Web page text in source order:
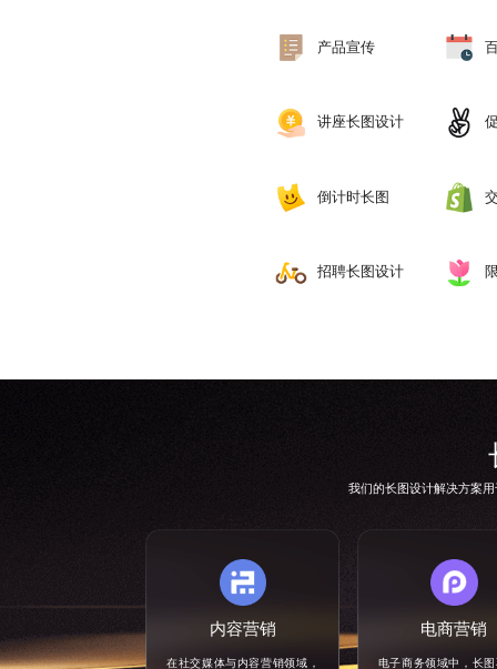
产品宣传
讲座长图设计
倒计时长图
招聘长图设计
我们的长图设计解决方案
内容营销
在社交媒体与内容营销领域，
电商营销
电子商务领域中，长